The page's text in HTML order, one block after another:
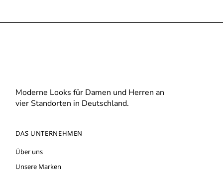
Moderne Looks für Damen und Herren an
vier Standorten in Deutschland.
DAS UNTERNEHMEN
Über uns
Unsere Marken